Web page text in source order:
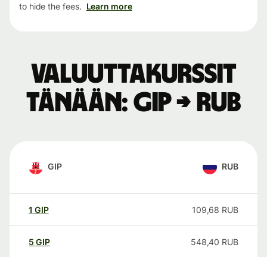
to hide the fees. Learn more
Valuuttakurssit
tänään: GIP → RUB
GIP RUB
1 GIP 109,68 RUB
5 GIP 548,40 RUB